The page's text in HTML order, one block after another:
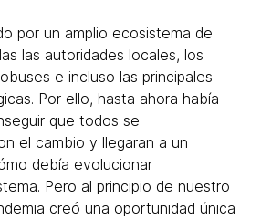
por un amplio ecosistema de
las autoridades locales, los
e incluso las principales
Por ello, hasta ahora había
que todos se
el cambio y llegaran a un
debía evolucionar
Pero al principio de nuestro
creó una oportunidad única